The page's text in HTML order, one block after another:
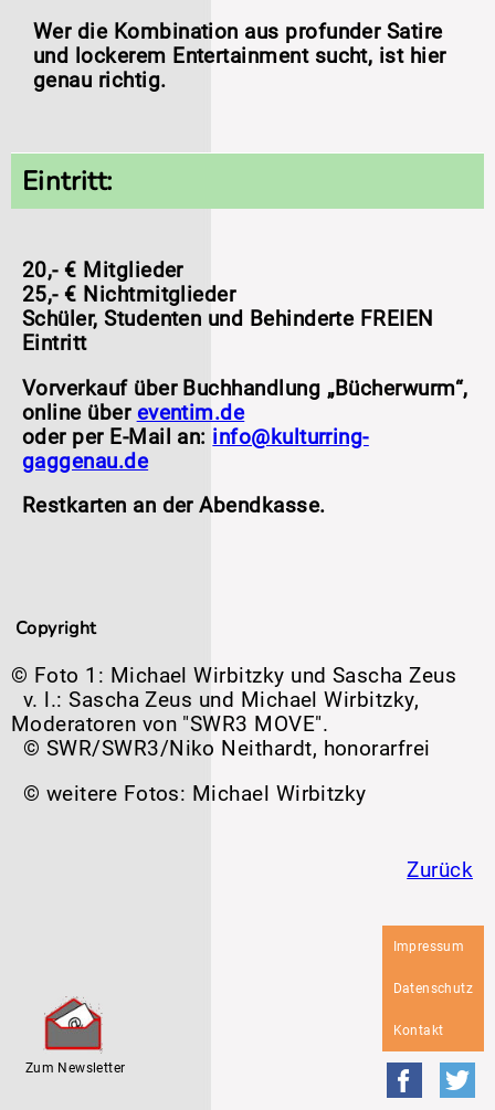
Wer die Kombination aus profunder Satire
und lockerem Entertainment sucht, ist hier
genau richtig.
Eintritt:
20,- € Mitglieder
25,- € Nichtmitglieder
Schüler, Studenten und Behinderte FREIEN
Eintritt
Vorverkauf über Buchhandlung „Bücherwurm“,
online über eventim.de
oder per E-Mail an: info@kulturring-
gaggenau.de
Restkarten an der Abendkasse.
Copyright
© Foto 1: Michael Wirbitzky und Sascha Zeus
v. l.: Sascha Zeus und Michael Wirbitzky,
Moderatoren von "SWR3 MOVE".
© SWR/SWR3/Niko Neithardt, honorarfrei
© weitere Fotos: Michael Wirbitzky
Zurück
Impressum
Datenschutz
Kontakt
Zum Newsletter